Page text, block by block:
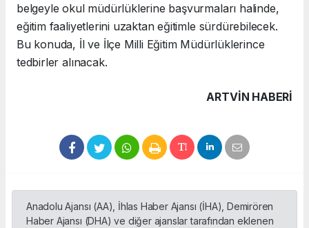
belgeyle okul müdürlüklerine başvurmaları halinde,
eğitim faaliyetlerini uzaktan eğitimle sürdürebilecek.
Bu konuda, İl ve İlçe Milli Eğitim Müdürlüklerince
tedbirler alınacak.
ARTVIN HABERİ
Anadolu Ajansı (AA), İhlas Haber Ajansı (İHA), Demirören
Haber Ajansı (DHA) ve diğer ajanslar tarafından eklenen